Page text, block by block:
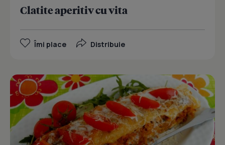
Clatite aperitiv cu vita
Îmi place Distribuie